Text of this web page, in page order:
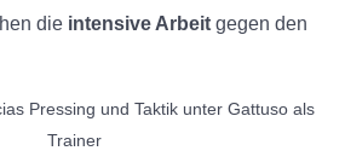
die intensive Arbeit gegen den